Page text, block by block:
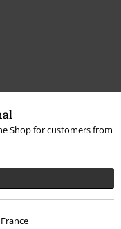
Shop for customers from